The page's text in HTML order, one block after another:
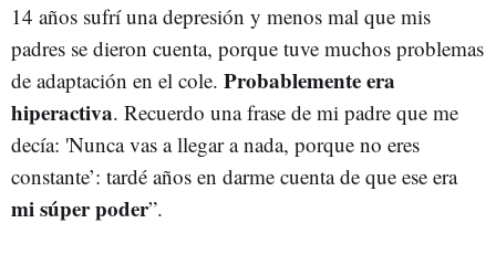
14 años sufrí una depresión y menos mal que mis
padres se dieron cuenta, porque tuve muchos problemas
de adaptación en el cole. Probablemente era
hiperactiva. Recuerdo una frase de mi padre que me
decía: 'Nunca vas a llegar a nada, porque no eres
constante’: tardé años en darme cuenta de que ese era
mi súper poder”.